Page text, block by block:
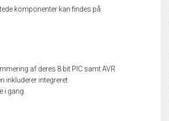
komponenter kan findes på
af deres 8 bit PIC samt AVR
inkluderer integreret
i gang.